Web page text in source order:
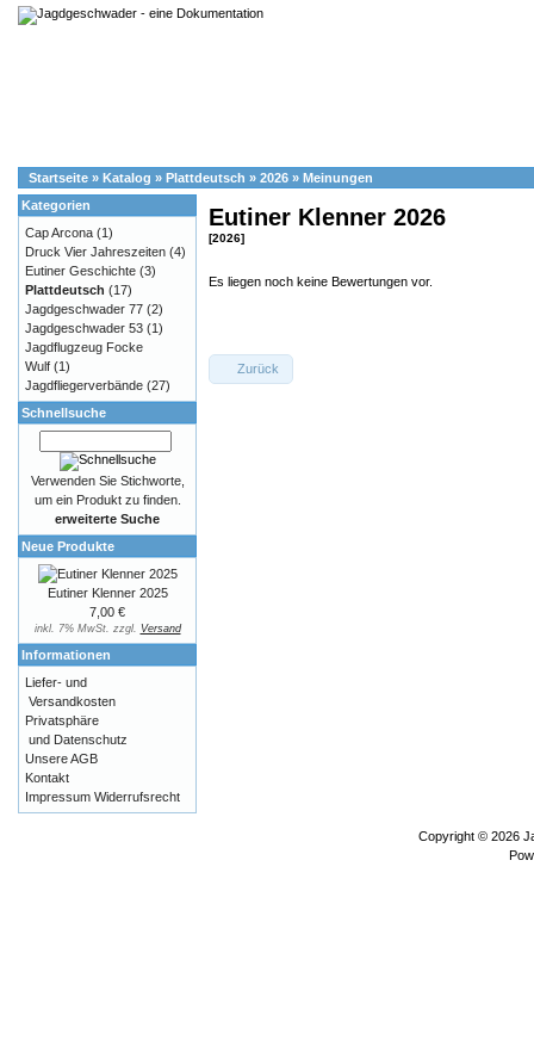
Startseite » Katalog » Plattdeutsch » 2026 » Meinungen
Eutiner Klenner 2026
[2026]
Es liegen noch keine Bewertungen vor.
Zurück
Kategorien
Cap Arcona (1)
Druck Vier Jahreszeiten (4)
Eutiner Geschichte (3)
Plattdeutsch (17)
Jagdgeschwader 77 (2)
Jagdgeschwader 53 (1)
Jagdflugzeug Focke
Wulf (1)
Jagdfliegerverbände (27)
Schnellsuche
Verwenden Sie Stichworte,
um ein Produkt zu finden.
erweiterte Suche
Neue Produkte
Eutiner Klenner 2025
7,00 €
inkl. 7% MwSt. zzgl. Versand
Informationen
Liefer- und
Versandkosten
Privatsphäre
und Datenschutz
Unsere AGB
Kontakt
Impressum Widerrufsrecht
Copyright © 2026